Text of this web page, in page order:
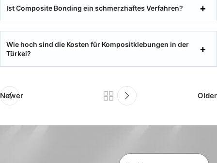
Ist Composite Bonding ein schmerzhaftes Verfahren?
Wie hoch sind die Kosten für Kompositklebungen in der
Türkei?
Newer Older